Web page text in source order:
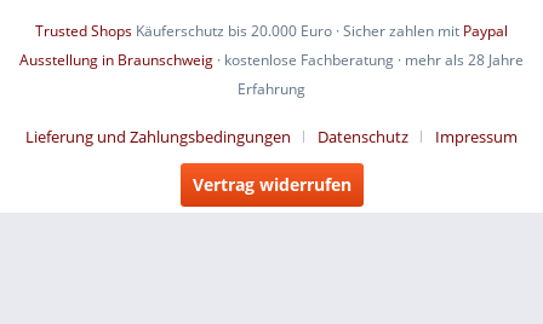
Trusted Shops Käuferschutz bis 20.000 Euro · Sicher zahlen mit Paypal
Ausstellung in Braunschweig · kostenlose Fachberatung · mehr als 28 Jahre
Erfahrung
Lieferung und Zahlungsbedingungen Datenschutz Impressum
Vertrag widerrufen